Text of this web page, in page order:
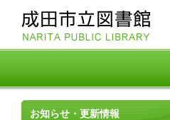
お知らせ・更新情報